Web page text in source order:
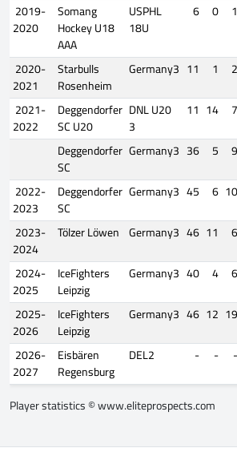
2019-
2020
Somang
Hockey U18
AAA
USPHL
18U
6 0 1
2020-
2021
Starbulls
Rosenheim
Germany3 11 1 2
2021-
2022
Deggendorfer
SC U20
DNL U20
3
11 14 7
Deggendorfer
SC
Germany3 36 5 9
2022-
2023
Deggendorfer
SC
Germany3 45 6 10
2023-
2024
Tölzer Löwen Germany3 46 11 6
2024-
2025
IceFighters
Leipzig
Germany3 40 4 6
2025-
2026
IceFighters
Leipzig
Germany3 46 12 19
2026-
2027
Eisbären
Regensburg
DEL2 - - -
Player statistics ©www.eliteprospects.com